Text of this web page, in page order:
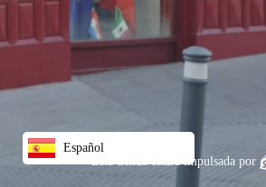
Esta tienda estará impulsada por
Español